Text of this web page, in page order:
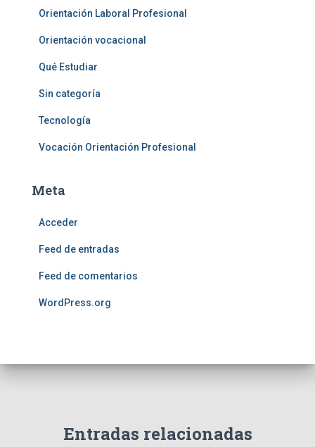
Orientación Laboral Profesional
Orientación vocacional
Qué Estudiar
Sin categoría
Tecnología
Vocación Orientación Profesional
Meta
Acceder
Feed de entradas
Feed de comentarios
WordPress.org
Entradas relacionadas